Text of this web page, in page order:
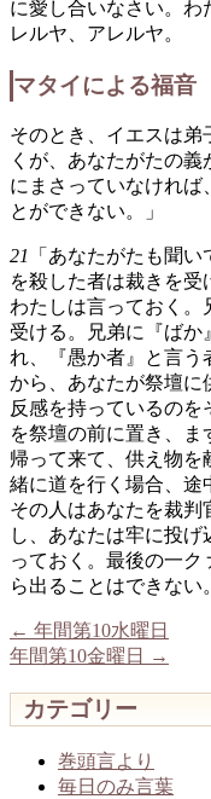
に愛し合いなさい。わ
レルヤ、アレルヤ。
マタイによる福音
そのとき、イエスは弟
くが、あなたがたの
にまさっていなければ
とができない。」
21 「あなたがたも聞
を殺した者は裁きを受
わたしは言っておく。
受ける。兄弟に『ばか
れ、『愚か者』と言う
から、あなたが祭壇に
反感を持っているのを
を祭壇の前に置き、ま
帰って来て、供え物を
緒に道を行く場合、途
その人はあなたを裁
し、あなたは牢に投げ
っておく。最後の一
ら出ることはできない
← 年間第10水曜日
年間第10金曜日
→
カテゴリー
巻頭言より
毎日のみ言葉